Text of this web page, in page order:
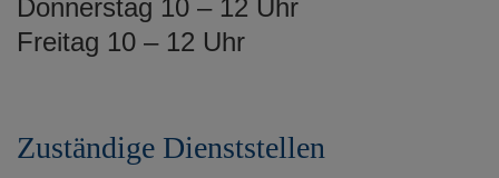
Donnerstag 10 – 12 Uhr
Freitag 10 – 12 Uhr
Zuständige Dienststellen